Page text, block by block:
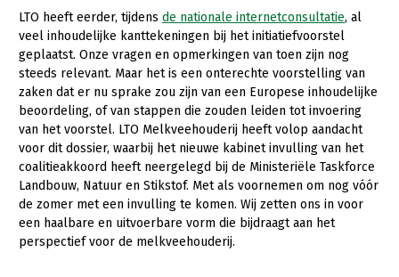
Schapenhouderij
Varkenshouderij
Vleesveehouderij
Paddenstoelen
Vollegrondsgroente
Over LTO
LTO Nederland
Mensen
Bestuur en Directie
Medewerkers
Vakgroepbestuurders
Jaarverslag 2023
Vacatures
Pers
Contact
LTO heeft eerder, tijdens de nationale internetconsultatie, al
veel inhoudelijke kanttekeningen bij het initiatiefvoorstel
geplaatst. Onze vragen en opmerkingen van toen zijn nog
steeds relevant. Maar het is een onterechte voorstelling van
zaken dat er nu sprake zou zijn van een Europese inhoudelijke
beoordeling, of van stappen die zouden leiden tot invoering
van het voorstel. LTO Melkveehouderij heeft volop aandacht
voor dit dossier, waarbij het nieuwe kabinet invulling van het
coalitieakkoord heeft neergelegd bij de Ministeriële Taskforce
Landbouw, Natuur en Stikstof. Met als voornemen om nog vóór
de zomer met een invulling te komen. Wij zetten ons in voor
een haalbare en uitvoerbare vorm die bijdraagt aan het
perspectief voor de melkveehouderij.